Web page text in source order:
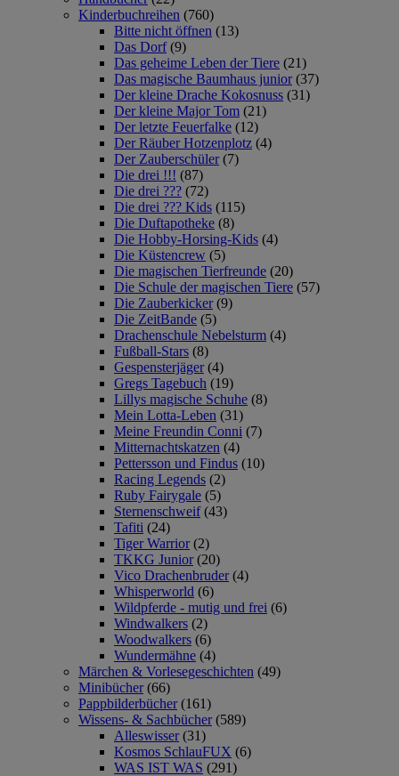
Kinderbuchreihen (760)
Bitte nicht öffnen (13)
Das Dorf (9)
Das geheime Leben der Tiere (21)
Das magische Baumhaus junior (37)
Der kleine Drache Kokosnuss (31)
Der kleine Major Tom (21)
Der letzte Feuerfalke (12)
Der Räuber Hotzenplotz (4)
Der Zauberschüler (7)
Die drei !!! (87)
Die drei ??? (72)
Die drei ??? Kids (115)
Die Duftapotheke (8)
Die Hobby-Horsing-Kids (4)
Die Küstencrew (5)
Die magischen Tierfreunde (20)
Die Schule der magischen Tiere (57)
Die Zauberkicker (9)
Die ZeitBande (5)
Drachenschule Nebelsturm (4)
Fußball-Stars (8)
Gespensterjäger (4)
Gregs Tagebuch (19)
Lillys magische Schuhe (8)
Mein Lotta-Leben (31)
Meine Freundin Conni (7)
Mitternachtskatzen (4)
Pettersson und Findus (10)
Racing Legends (2)
Ruby Fairygale (5)
Sternenschweif (43)
Tafiti (24)
Tiger Warrior (2)
TKKG Junior (20)
Vico Drachenbruder (4)
Whisperworld (6)
Wildpferde - mutig und frei (6)
Windwalkers (2)
Woodwalkers (6)
Wundermähne (4)
Märchen & Vorlesegeschichten (49)
Minibücher (66)
Pappbilderbücher (161)
Wissens- & Sachbücher (589)
Alleswisser (31)
Kosmos SchlauFUX (6)
WAS IST WAS (291)